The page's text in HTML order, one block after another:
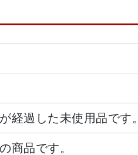
経過した未使用品です。
商品です。